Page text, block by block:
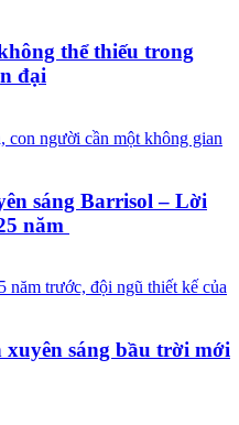
thể thiếu trong
đại
con người cần một không gian
sáng Barrisol – Lời
năm
năm trước, đội ngũ thiết kế của
sáng bầu trời mới